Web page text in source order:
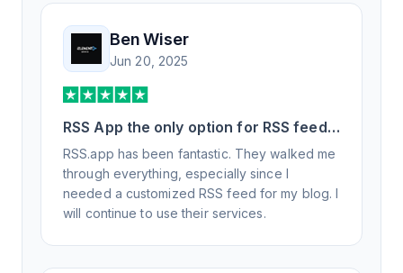
Ben Wiser
Jun 20, 2025
RSS App the only option for RSS feed
generation
RSS.app has been fantastic. They walked me
through everything, especially since I
needed a customized RSS feed for my blog. I
will continue to use their services.